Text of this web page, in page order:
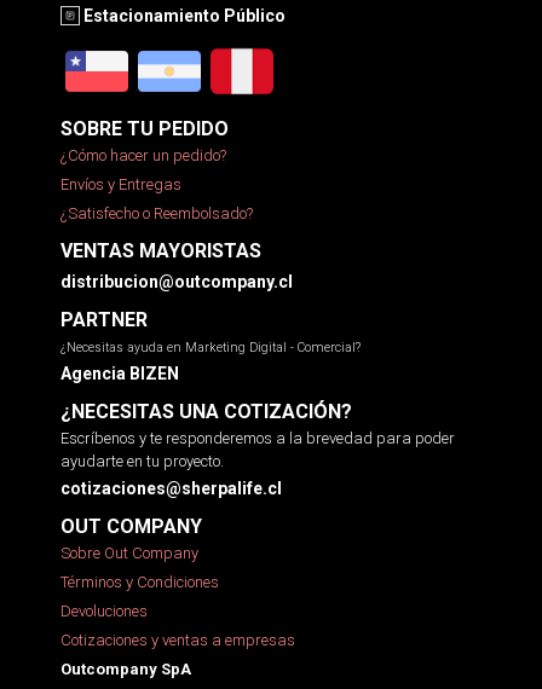
Estacionamiento Público
SOBRE TU PEDIDO
¿Cómo hacer un pedido?
Envíos y Entregas
¿Satisfecho o Reembolsado?
VENTAS MAYORISTAS
distribucion@outcompany.cl
PARTNER
¿Necesitas ayuda en Marketing Digital - Comercial?
Agencia BIZEN
¿NECESITAS UNA COTIZACIÓN?
Escríbenos y te responderemos a la brevedad para poder
ayudarte en tu proyecto.
cotizaciones@sherpalife.cl
OUT COMPANY
Sobre Out Company
Términos y Condiciones
Devoluciones
Cotizaciones y ventas a empresas
Outcompany SpA